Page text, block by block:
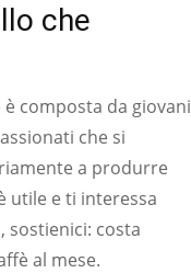
che
composta da giovani
che si
a produrre
utile e ti interessa
sostienici: costa
al mese.